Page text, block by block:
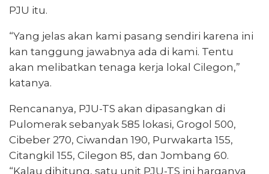
PJU itu.
“Yang jelas akan kami pasang sendiri karena ini
kan tanggung jawabnya ada di kami. Tentu
akan melibatkan tenaga kerja lokal Cilegon,”
katanya.
Rencananya, PJU-TS akan dipasangkan di
Pulomerak sebanyak 585 lokasi, Grogol 500,
Cibeber 270, Ciwandan 190, Purwakarta 155,
Citangkil 155, Cilegon 85, dan Jombang 60.
“Kalau dihitung, satu unit PJU-TS ini harganya